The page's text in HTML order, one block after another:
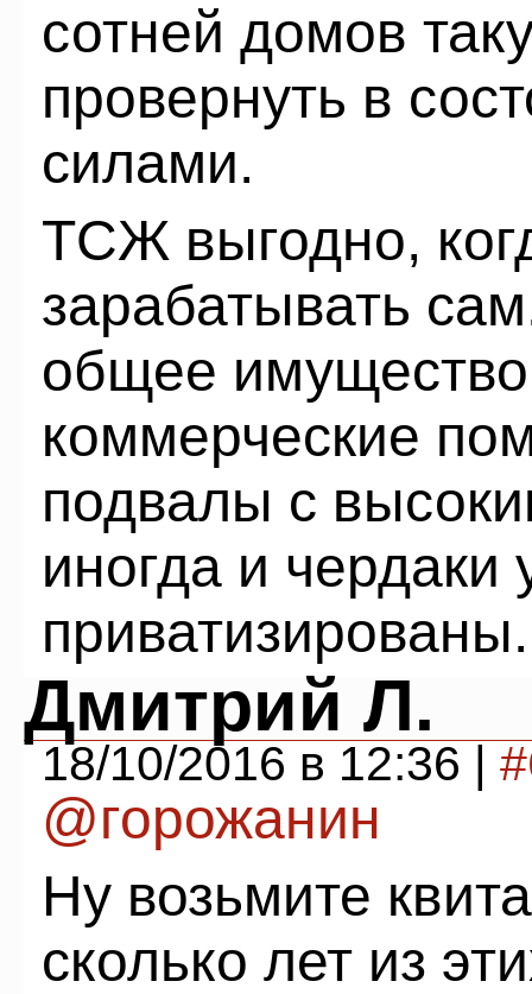
сотней домов
провернуть в
силами.
ТСЖ выгодно,
зарабатывать
общее
коммерческие
подвалы с
иногда и чердаки
Дмитрий Л.
18/10/2016 в 12:36 |
@горожанин
Ну возьмите
сколько лет из